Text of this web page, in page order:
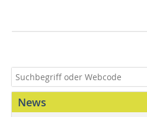
News